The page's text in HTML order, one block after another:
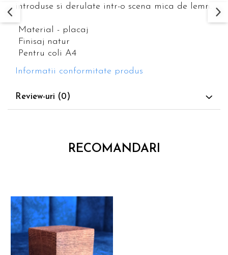
introduse si derulate intr-o scena mica de lemn.
Material - placaj
Finisaj natur
Pentru coli A4
Informatii conformitate produs
Review-uri (0)
RECOMANDARI